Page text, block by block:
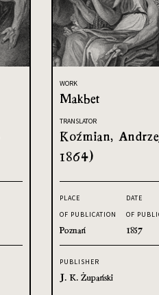
WORK
Makbet
TRANSLATOR
Koźmian,
1864)
PLACE
OF PUBLICATION
Poznań
DATE
OF
1857
PUBLISHER
J. K. Żupański